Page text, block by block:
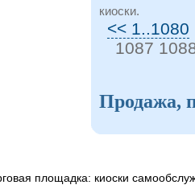
киоски.
<< 1..1080
1087
Продажа,
площадка: киоски